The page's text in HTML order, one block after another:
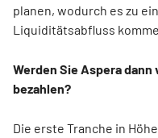
planen, wodurch es zu
Liquiditätsabfluss
Werden Sie Aspera
bezahlen?
Die erste Tranche in